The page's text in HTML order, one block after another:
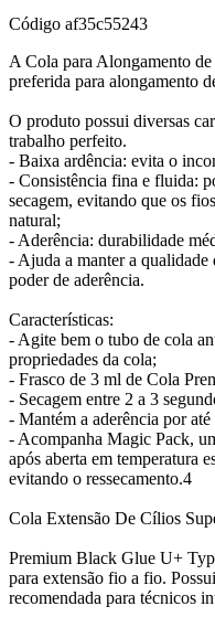
Código af35c55243
A Cola para Alongamento
preferida para alongamento
O produto possui diversas
trabalho perfeito.
- Baixa ardência: evita o
- Consistência fina e fluida:
secagem, evitando que os
natural;
- Aderência: durabilidade
- Ajuda a manter a qualidade
poder de aderência.
Características:
- Agite bem o tubo de cola
propriedades da cola;
- Frasco de 3 ml de Cola
- Secagem entre 2 a 3
- Mantém a aderência por até
- Acompanha Magic Pack,
após aberta em temperatura
evitando o ressecamento.4
Cola Extensão De Cílios
Premium Black Glue U+
para extensão fio a fio.
recomendada para técnicos